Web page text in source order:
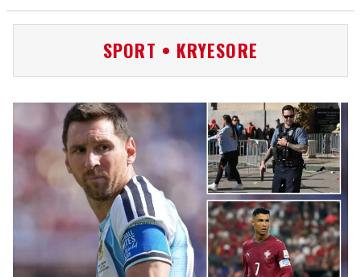
SPORT • KRYESORE